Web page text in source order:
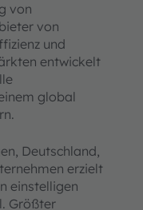
von
von
und
entwickelt
global
Deutschland,
erzielt
einstelligen
Größter